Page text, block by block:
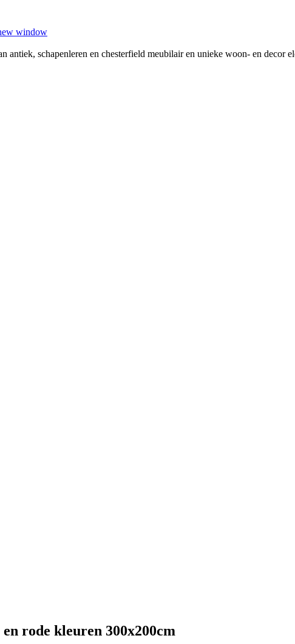
window
antiek, schapenleren en chesterfield meubilair en unieke woon- en decor
rode kleuren 300x200cm